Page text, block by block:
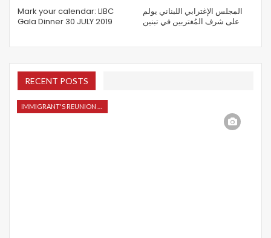
Mark your calendar: LIBC
Gala Dinner 30 JULY 2019
المجلس الإغترابي اللبناني يولم
على شرف المُغتربين في تبنين
RECENT POSTS